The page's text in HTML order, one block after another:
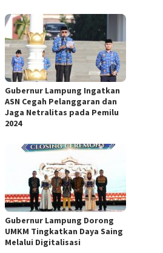
Gubernur Lampung Ingatkan
ASN Cegah Pelanggaran dan
Jaga Netralitas pada Pemilu
2024
Gubernur Lampung Dorong
UMKM Tingkatkan Daya Saing
Melalui Digitalisasi